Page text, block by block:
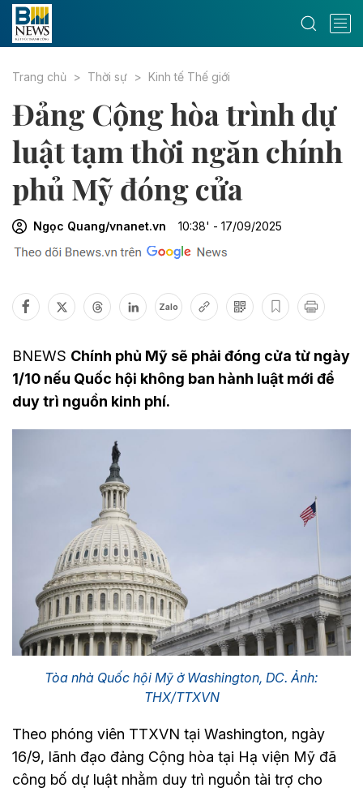
Trang chủ Thời sự Kinh tế Thế giới
Đảng Cộng hòa trình dự
luật tạm thời ngăn chính
phủ Mỹ đóng cửa
Ngọc Quang/vnanet.vn 10:38' - 17/09/2025
Zalo
BNEWS Chính phủ Mỹ sẽ phải đóng cửa từ ngày
1/10 nếu Quốc hội không ban hành luật mới để
duy trì nguồn kinh phí.
Tòa nhà Quốc hội Mỹ ở Washington, DC. Ảnh:
THX/TTXVN
Theo phóng viên TTXVN tại Washington, ngày
16/9, lãnh đạo đảng Cộng hòa tại Hạ viện Mỹ đã
công bố dự luật nhằm duy trì nguồn tài trợ cho